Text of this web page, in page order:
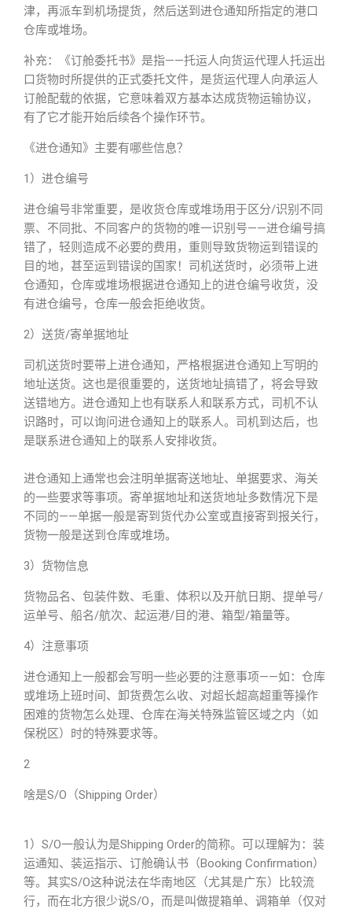
津，再派车到机场提货，然后送到进仓通知所指定的港口
仓库或堆场。
补充：《订舱委托书》是指——托运人向货运代理人托运出
口货物时所提供的正式委托文件，是货运代理人向承运人
订舱配载的依据，它意味着双方基本达成货物运输协议，
有了它才能开始后续各个操作环节。
《进仓通知》主要有哪些信息？
1）进仓编号
进仓编号非常重要，是收货仓库或堆场用于区分/识别不同
票、不同批、不同客户的货物的唯一识别号——进仓编号搞
错了，轻则造成不必要的费用，重则导致货物运到错误的
目的地，甚至运到错误的国家！司机送货时，必须带上进
仓通知，仓库或堆场根据进仓通知上的进仓编号收货，没
有进仓编号，仓库一般会拒绝收货。
2）送货/寄单据地址
司机送货时要带上进仓通知，严格根据进仓通知上写明的
地址送货。这也是很重要的，送货地址搞错了，将会导致
送错地方。进仓通知上也有联系人和联系方式，司机不认
识路时，可以询问进仓通知上的联系人。司机到达后，也
是联系进仓通知上的联系人安排收货。
进仓通知上通常也会注明单据寄送地址、单据要求、海关
的一些要求等事项。寄单据地址和送货地址多数情况下是
不同的——单据一般是寄到货代办公室或直接寄到报关行，
货物一般是送到仓库或堆场。
3）货物信息
货物品名、包装件数、毛重、体积以及开航日期、提单号/
运单号、船名/航次、起运港/目的港、箱型/箱量等。
4）注意事项
进仓通知上一般都会写明一些必要的注意事项——如：仓库
或堆场上班时间、卸货费怎么收、对超长超高超重等操作
困难的货物怎么处理、仓库在海关特殊监管区域之内（如
保税区）时的特殊要求等。
2
啥是S/O（Shipping Order）
1）S/O一般认为是Shipping Order的简称。可以理解为：装
运通知、装运指示、订舱确认书（Booking Confirmation）
等。其实S/O这种说法在华南地区（尤其是广东）比较流
行，而在北方很少说S/O，而是叫做提箱单、调箱单（仅对